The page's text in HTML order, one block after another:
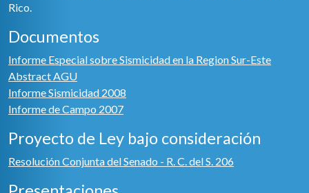
Rico.
Documentos
Informe Especial sobre Sismicidad en la Region Sur-Este
Abstract AGU
Informe Sismicidad 2008
Informe de Campo 2007
Proyecto de Ley bajo consideración
Resolución Conjunta del Senado - R. C. del S. 206